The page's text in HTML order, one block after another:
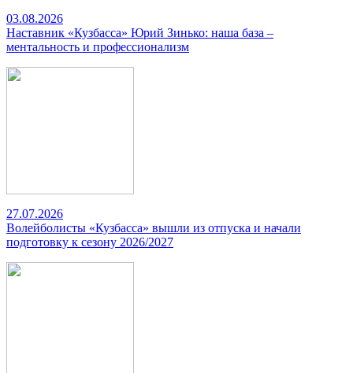
03.08.2026
Наставник «Кузбасса» Юрий Зинько: наша база –
ментальность и профессионализм
27.07.2026
Волейболисты «Кузбасса» вышли из отпуска и начали
подготовку к сезону 2026/2027